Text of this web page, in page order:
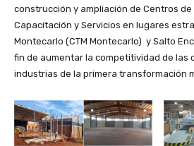
construcción y ampliación de Centros
Capacitación y Servicios en lugares
Montecarlo (CTM Montecarlo) y Salto
fin de aumentar la competitividad de las
industrias de la primera transformación